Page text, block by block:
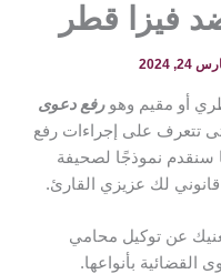
فيزا قطر
24, 2024
أو مقيم وهو رفع دعوى
تتعرف على إجراءات رفع
نموذجًا لصحيفة
لك عزيزي القارئ.
يغنيك عن توكيل محامي
القضائية بأنواعها.